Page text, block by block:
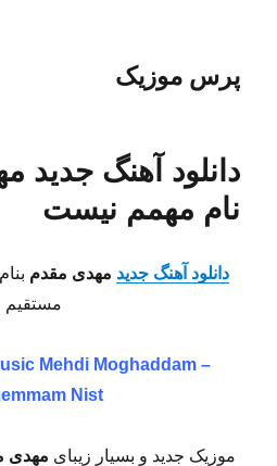
پرس موزیک
دانلود آهنگ جدید
نام مهمم نیست
دانلود آهنگ جدید مهدی مقدم
مستقیم
Mehdi Moghaddam –
Nist
موزیک جدید و بسیار زیبای مهدی